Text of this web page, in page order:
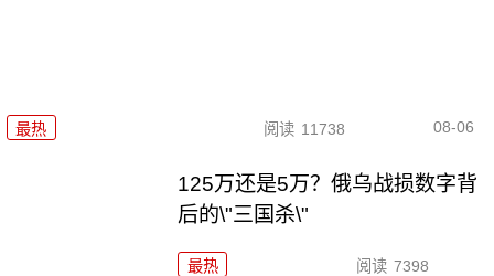
最热 阅读 11738 08-06
125万还是5万？俄乌战损数字背
后的\"三国杀\"
最热 阅读 7398